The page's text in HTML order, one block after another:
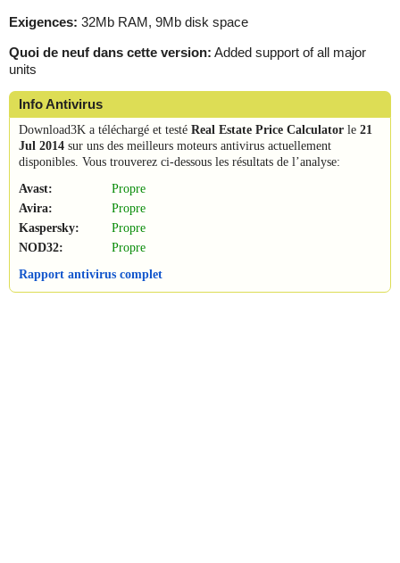
Exigences: 32Mb RAM, 9Mb disk space
Quoi de neuf dans cette version: Added support of all major
units
Info Antivirus
Download3K a téléchargé et testé Real Estate Price Calculator le 21
Jul 2014 sur uns des meilleurs moteurs antivirus actuellement
disponibles. Vous trouverez ci-dessous les résultats de l’analyse:
Avast:
Propre
Avira:
Propre
Kaspersky:
Propre
NOD32:
Propre
Rapport antivirus complet